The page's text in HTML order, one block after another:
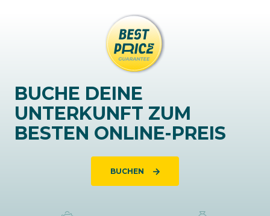
BUCHE DEINE
UNTERKUNFT ZUM
BESTEN ONLINE-PREIS
BUCHEN